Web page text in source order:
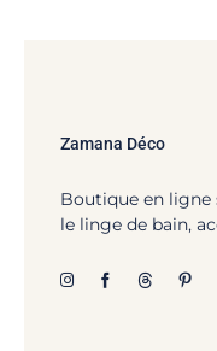
Zamana Déco
Boutique en ligne
le linge de bain,